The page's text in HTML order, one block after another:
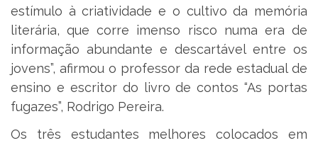
estímulo à criatividade e o cultivo da memória
literária, que corre imenso risco numa era de
informação abundante e descartável entre os
jovens”, afirmou o professor da rede estadual de
ensino e escritor do livro de contos “As portas
fugazes”, Rodrigo Pereira.
Os três estudantes melhores colocados em